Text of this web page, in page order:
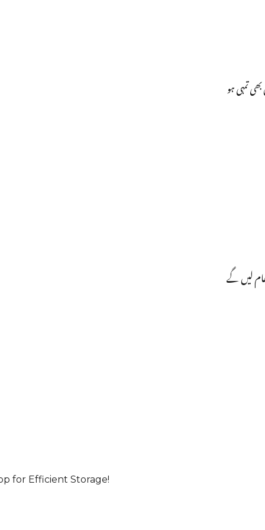
تمہی ہو
لیں گے
for Efficient Storage!